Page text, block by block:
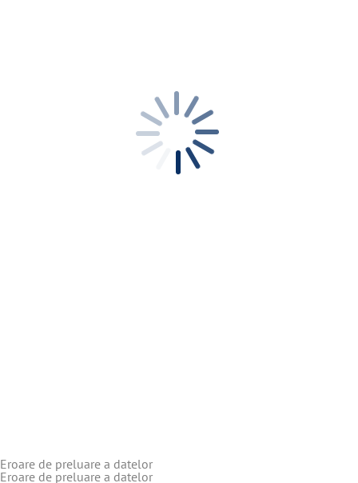
Eroare de preluare a datelor
Eroare de preluare a datelor